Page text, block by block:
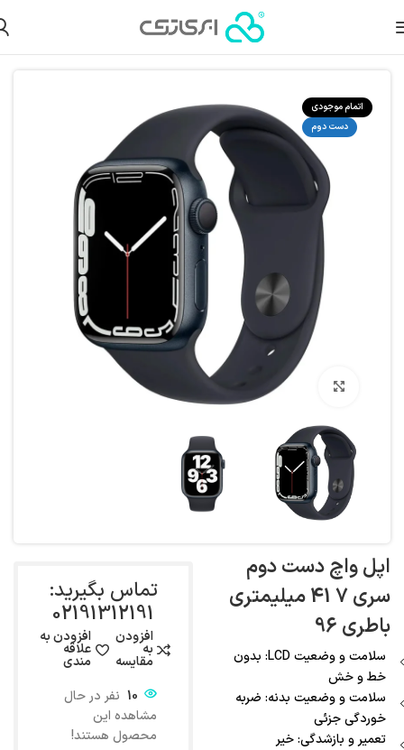
محصولات دست دوم ساعت هوشمند دست دوم
اتمام موجودی
دست دوم
بزرگنمایی تصویر
اپل واچ دست دوم
سری 7 41 میلیمتری
باطری 96
سلامت و وضعیت LCD: بدون
خط و خش
سلامت و وضعیت بدنه: ضربه
خوردگی جزئی
تعمیر و بازشدگی: خیر
تماس بگیرید:
02191312191
افزودن
به
مقایسه
افزودن به
علاقه
مندی
10 نفر در حال
مشاهده این
محصول هستند!